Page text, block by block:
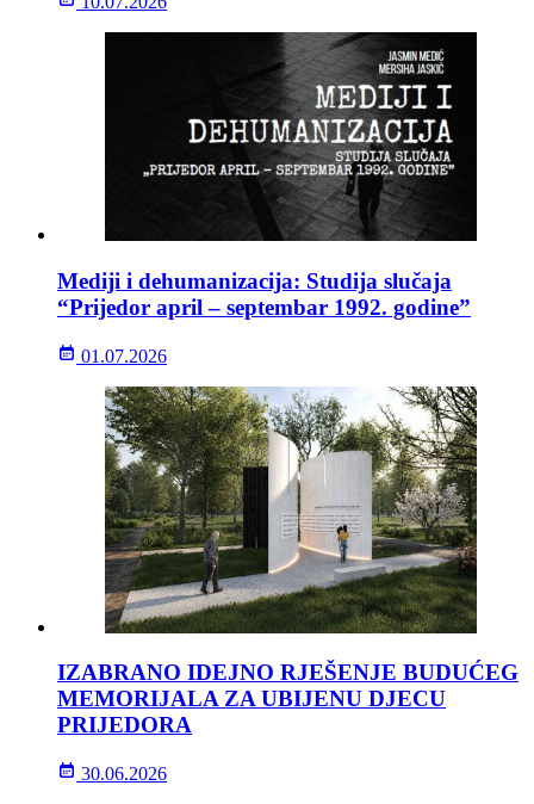
Mediji i dehumanizacija: Studija slučaja
“Prijedor april – septembar 1992. godine”
01.07.2026
IZABRANO IDEJNO RJEŠENJE BUDUĆEG
MEMORIJALA ZA UBIJENU DJECU
PRIJEDORA
30.06.2026